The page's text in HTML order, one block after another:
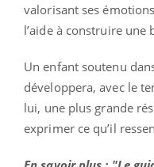
valorisant ses
l’aide à construire une
Un enfant soutenu
développera, avec le
lui, une plus grande
exprimer ce qu’il